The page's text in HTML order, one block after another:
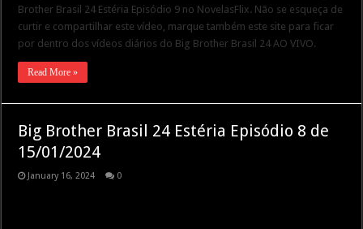
Brother Brasil 24 Estéria Episódio 9 no NovelasFlix. Não se esqueça de
curtir e compartilhar este vídeo, marque também este site para ficar
por dentro dos vídeos diários do Big Brother Brasil 24 AO VIVO.
Read More »
Big Brother Brasil 24 Estéria Episódio 8 de
15/01/2024
January 16, 2024 0